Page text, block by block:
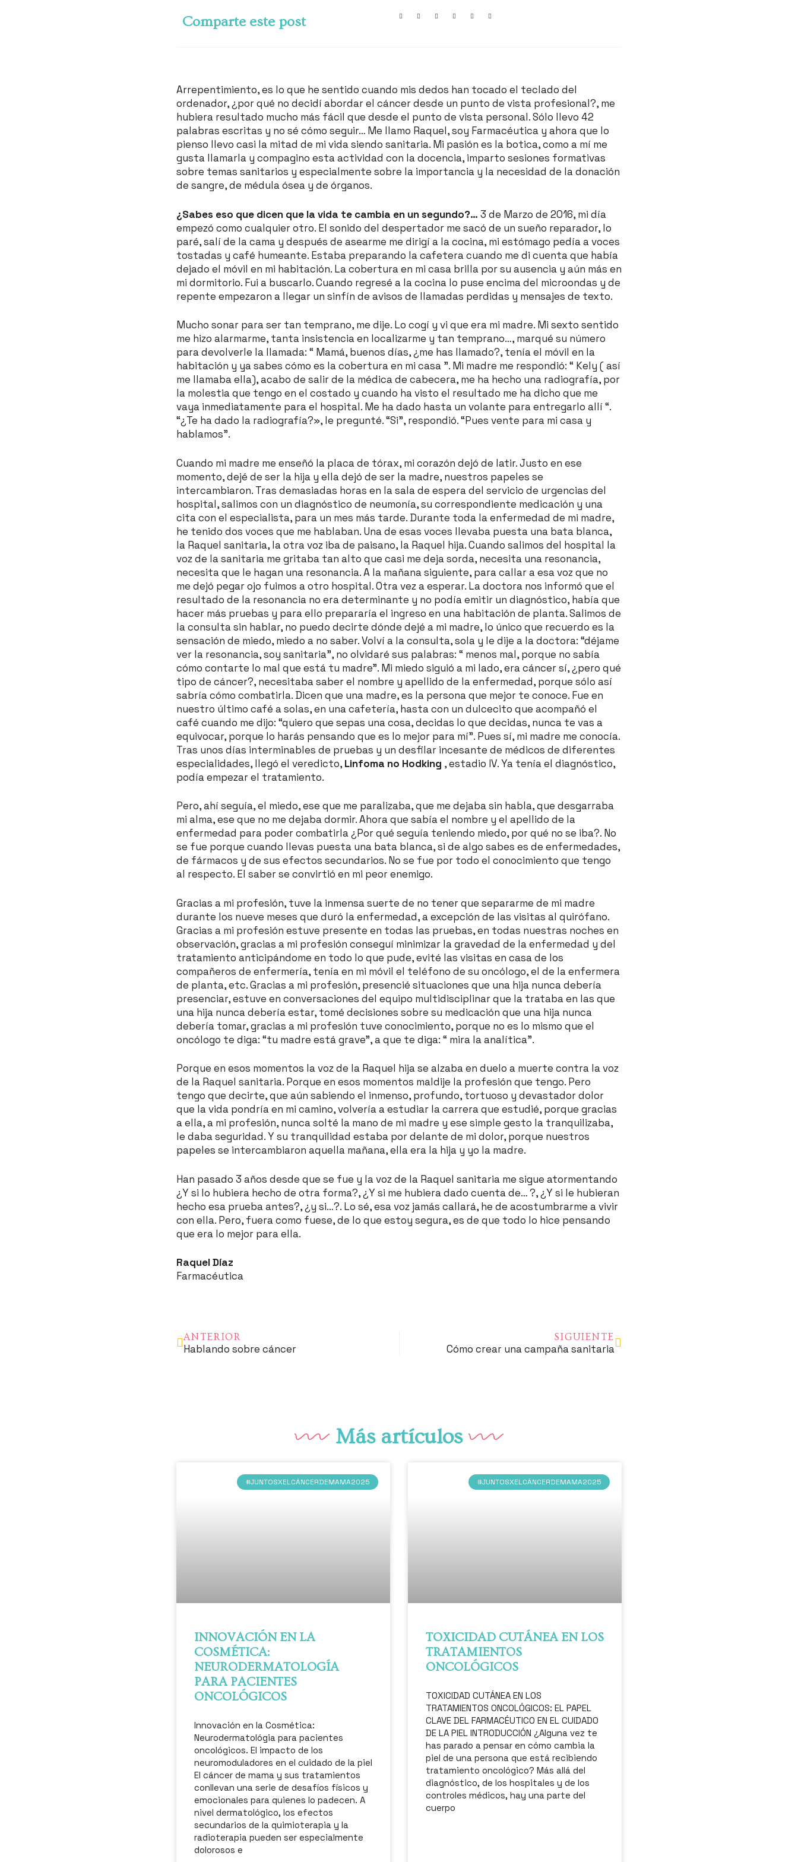
Comparte este post
Arrepentimiento, es lo que he sentido cuando mis dedos han tocado el teclado del
ordenador, ¿por qué no decidí abordar el cáncer desde un punto de vista profesional?, me
hubiera resultado mucho más fácil que desde el punto de vista personal. Sólo llevo 42
palabras escritas y no sé cómo seguir… Me llamo Raquel, soy Farmacéutica y ahora que lo
pienso llevo casi la mitad de mi vida siendo sanitaria. Mi pasión es la botica, como a mí me
gusta llamarla y compagino esta actividad con la docencia, imparto sesiones formativas
sobre temas sanitarios y especialmente sobre la importancia y la necesidad de la donación
de sangre, de médula ósea y de órganos.
¿Sabes eso que dicen que la vida te cambia en un segundo?… 3 de Marzo de 2016, mi día
empezó como cualquier otro. El sonido del despertador me sacó de un sueño reparador, lo
paré, salí de la cama y después de asearme me dirigí a la cocina, mi estómago pedía a voces
tostadas y café humeante. Estaba preparando la cafetera cuando me di cuenta que había
dejado el móvil en mi habitación. La cobertura en mi casa brilla por su ausencia y aún más en
mi dormitorio. Fui a buscarlo. Cuando regresé a la cocina lo puse encima del microondas y de
repente empezaron a llegar un sinfín de avisos de llamadas perdidas y mensajes de texto.
Mucho sonar para ser tan temprano, me dije. Lo cogí y vi que era mi madre. Mi sexto sentido
me hizo alarmarme, tanta insistencia en localizarme y tan temprano…, marqué su número
para devolverle la llamada: “ Mamá, buenos días, ¿me has llamado?, tenía el móvil en la
habitación y ya sabes cómo es la cobertura en mi casa ”. Mi madre me respondió: “ Kely ( así
me llamaba ella), acabo de salir de la médica de cabecera, me ha hecho una radiografía, por
la molestia que tengo en el costado y cuando ha visto el resultado me ha dicho que me
vaya inmediatamente para el hospital. Me ha dado hasta un volante para entregarlo allí “.
“¿Te ha dado la radiografía?», le pregunté. “Si”, respondió. “Pues vente para mi casa y
hablamos”.
Cuando mi madre me enseñó la placa de tórax, mi corazón dejó de latir. Justo en ese
momento, dejé de ser la hija y ella dejó de ser la madre, nuestros papeles se
intercambiaron. Tras demasiadas horas en la sala de espera del servicio de urgencias del
hospital, salimos con un diagnóstico de neumonía, su correspondiente medicación y una
cita con el especialista, para un mes más tarde. Durante toda la enfermedad de mi madre,
he tenido dos voces que me hablaban. Una de esas voces llevaba puesta una bata blanca,
la Raquel sanitaria, la otra voz iba de paisano, la Raquel hija. Cuando salimos del hospital la
voz de la sanitaria me gritaba tan alto que casi me deja sorda, necesita una resonancia,
necesita que le hagan una resonancia. A la mañana siguiente, para callar a esa voz que no
me dejó pegar ojo fuimos a otro hospital. Otra vez a esperar. La doctora nos informó que el
resultado de la resonancia no era determinante y no podía emitir un diagnóstico, había que
hacer más pruebas y para ello prepararía el ingreso en una habitación de planta. Salimos de
la consulta sin hablar, no puedo decirte dónde dejé a mi madre, lo único que recuerdo es la
sensación de miedo, miedo a no saber. Volví a la consulta, sola y le dije a la doctora: “déjame
ver la resonancia, soy sanitaria”, no olvidaré sus palabras: “ menos mal, porque no sabía
cómo contarte lo mal que está tu madre”. Mi miedo siguió a mi lado, era cáncer sí, ¿pero qué
tipo de cáncer?, necesitaba saber el nombre y apellido de la enfermedad, porque sólo así
sabría cómo combatirla. Dicen que una madre, es la persona que mejor te conoce. Fue en
nuestro último café a solas, en una cafetería, hasta con un dulcecito que acompañó el
café cuando me dijo: “quiero que sepas una cosa, decidas lo que decidas, nunca te vas a
equivocar, porque lo harás pensando que es lo mejor para mí”. Pues sí, mi madre me conocía.
Tras unos días interminables de pruebas y un desfilar incesante de médicos de diferentes
especialidades, llegó el veredicto, Linfoma no Hodking , estadio IV. Ya tenía el diagnóstico,
podía empezar el tratamiento.
Pero, ahí seguía, el miedo, ese que me paralizaba, que me dejaba sin habla, que desgarraba
mi alma, ese que no me dejaba dormir. Ahora que sabía el nombre y el apellido de la
enfermedad para poder combatirla ¿Por qué seguía teniendo miedo, por qué no se iba?. No
se fue porque cuando llevas puesta una bata blanca, si de algo sabes es de enfermedades,
de fármacos y de sus efectos secundarios. No se fue por todo el conocimiento que tengo
al respecto. El saber se convirtió en mi peor enemigo.
Gracias a mi profesión, tuve la inmensa suerte de no tener que separarme de mi madre
durante los nueve meses que duró la enfermedad, a excepción de las visitas al quirófano.
Gracias a mi profesión estuve presente en todas las pruebas, en todas nuestras noches en
observación, gracias a mi profesión conseguí minimizar la gravedad de la enfermedad y del
tratamiento anticipándome en todo lo que pude, evité las visitas en casa de los
compañeros de enfermería, tenía en mi móvil el teléfono de su oncólogo, el de la enfermera
de planta, etc. Gracias a mi profesión, presencié situaciones que una hija nunca debería
presenciar, estuve en conversaciones del equipo multidisciplinar que la trataba en las que
una hija nunca debería estar, tomé decisiones sobre su medicación que una hija nunca
debería tomar, gracias a mi profesión tuve conocimiento, porque no es lo mismo que el
oncólogo te diga: “tu madre está grave”, a que te diga: “ mira la analítica”.
Porque en esos momentos la voz de la Raquel hija se alzaba en duelo a muerte contra la voz
de la Raquel sanitaria. Porque en esos momentos maldije la profesión que tengo. Pero
tengo que decirte, que aún sabiendo el inmenso, profundo, tortuoso y devastador dolor
que la vida pondría en mi camino, volvería a estudiar la carrera que estudié, porque gracias
a ella, a mi profesión, nunca solté la mano de mi madre y ese simple gesto la tranquilizaba,
le daba seguridad. Y su tranquilidad estaba por delante de mi dolor, porque nuestros
papeles se intercambiaron aquella mañana, ella era la hija y yo la madre.
Han pasado 3 años desde que se fue y la voz de la Raquel sanitaria me sigue atormentando
¿Y si lo hubiera hecho de otra forma?, ¿Y si me hubiera dado cuenta de… ?, ¿Y si le hubieran
hecho esa prueba antes?, ¿y si…?. Lo sé, esa voz jamás callará, he de acostumbrarme a vivir
con ella. Pero, fuera como fuese, de lo que estoy segura, es de que todo lo hice pensando
que era lo mejor para ella.
Raquel Díaz
Farmacéutica
ANTERIOR
Hablando sobre cáncer
SIGUIENTE
Cómo crear una campaña sanitaria
Más artículos
#JUNTOSXELCÁNCERDEMAMA2025
INNOVACIÓN EN LA
COSMÉTICA:
NEURODERMATOLOGÍA
PARA PACIENTES
ONCOLÓGICOS
Innovación en la Cosmética:
Neurodermatológia para pacientes
oncológicos. El impacto de los
neuromoduladores en el cuidado de la piel
El cáncer de mama y sus tratamientos
conllevan una serie de desafíos físicos y
emocionales para quienes lo padecen. A
nivel dermatológico, los efectos
secundarios de la quimioterapia y la
radioterapia pueden ser especialmente
dolorosos e
#JUNTOSXELCÁNCERDEMAMA2025
TOXICIDAD CUTÁNEA EN LOS
TRATAMIENTOS
ONCOLÓGICOS
TOXICIDAD CUTÁNEA EN LOS
TRATAMIENTOS ONCOLÓGICOS: EL PAPEL
CLAVE DEL FARMACÉUTICO EN EL CUIDADO
DE LA PIEL INTRODUCCIÓN ¿Alguna vez te
has parado a pensar en cómo cambia la
piel de una persona que está recibiendo
tratamiento oncológico? Más allá del
diagnóstico, de los hospitales y de los
controles médicos, hay una parte del
cuerpo